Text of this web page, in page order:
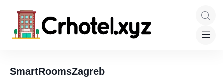
SmartRoomsZagreb